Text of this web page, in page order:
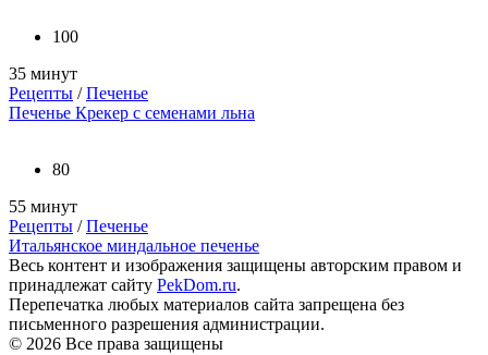
100
35 минут
Рецепты /Печенье
Печенье Крекер с семенами льна
80
55 минут
Рецепты /Печенье
Итальянское миндальное печенье
Весь контент и изображения защищены авторским правом и
принадлежат сайту PekDom.ru.
Перепечатка любых материалов сайта запрещена без
письменного разрешения администрации.
© 2026 Все права защищены